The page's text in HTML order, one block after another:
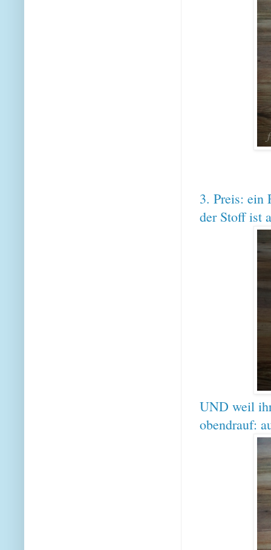
3. Preis: ein
der Stoff ist
UND weil
obendrauf: